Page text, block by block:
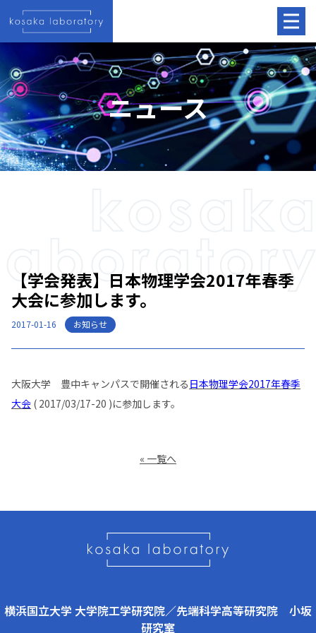
ニュース
【学会発表】日本物理学会2017年春季
大会に参加します。
2017-01-16 お知らせ
大阪大学 豊中キャンパスで開催される 日本物理学会2017年春季
大会 ( 2017/03/17-20 )に参加します。
« 一覧へ
横浜国立大学 大学院工学研究院／先端科学高等研究院 小坂
研究室